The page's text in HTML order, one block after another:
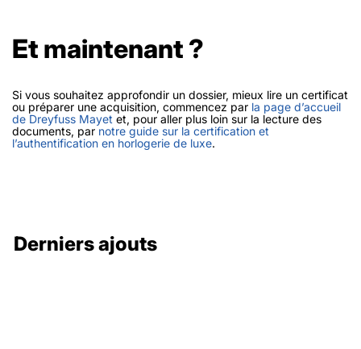
Et maintenant ?
Si vous souhaitez approfondir un dossier, mieux lire un certificat
ou préparer une acquisition, commencez par la page d’accueil
de Dreyfuss Mayet et, pour aller plus loin sur la lecture des
documents, par notre guide sur la certification et
l’authentification en horlogerie de luxe.
Derniers ajouts